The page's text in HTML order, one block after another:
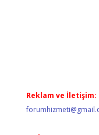
Reklam ve İletişim: